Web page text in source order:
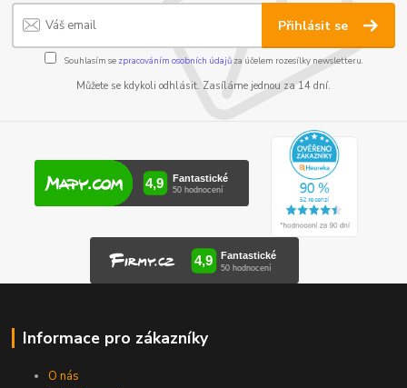
Přihlásit se
Souhlasím se zpracováním osobních údajůza účelem rozesílky newsletteru.
Můžete se kdykoli odhlásit. Zasíláme jednou za 14 dní.
Informace pro zákazníky
O nás